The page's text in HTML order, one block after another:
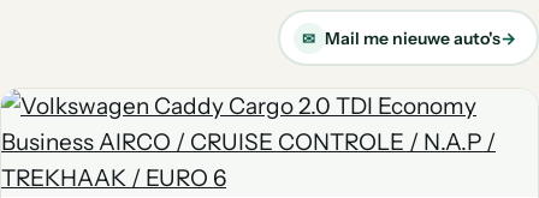
✉ Mail me nieuwe auto's→